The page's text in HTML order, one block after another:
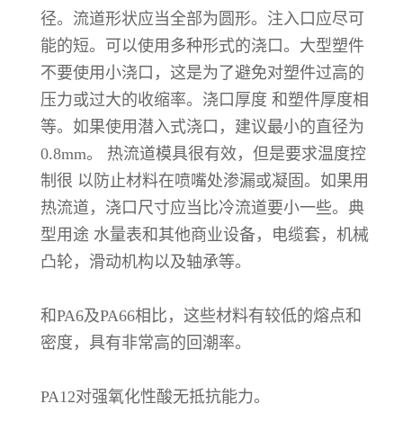
径。流道形状应当全部为圆形。注入口应尽可
能的短。可以使用多种形式的浇口。大型塑件
不要使用小浇口，这是为了避免对塑件过高的
压力或过大的收缩率。浇口厚度 和塑件厚度相
等。如果使用潜入式浇口，建议最小的直径为
0.8mm。 热流道模具很有效，但是要求温度控
制很 以防止材料在喷嘴处渗漏或凝固。如果用
热流道，浇口尺寸应当比冷流道要小一些。典
型用途 水量表和其他商业设备，电缆套，机械
凸轮，滑动机构以及轴承等。
和PA6及PA66相比，这些材料有较低的熔点和
密度，具有非常高的回潮率。
PA12对强氧化性酸无抵抗能力。